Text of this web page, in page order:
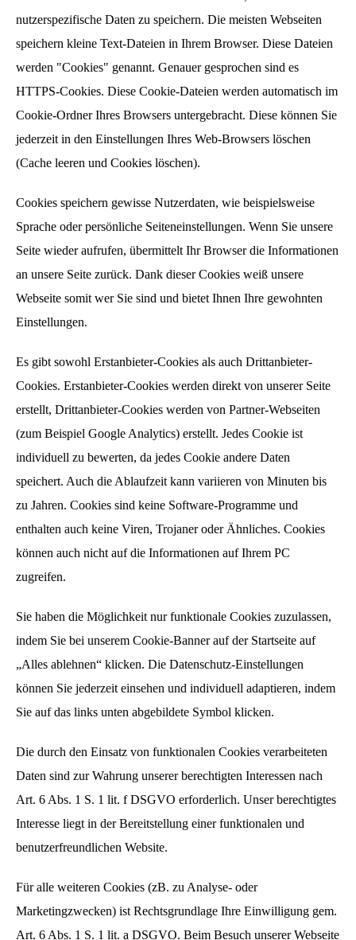
nutzerspezifische Daten zu speichern. Die meisten Webseiten
speichern kleine Text-Dateien in Ihrem Browser. Diese Dateien
werden "Cookies" genannt. Genauer gesprochen sind es
HTTPS-Cookies. Diese Cookie-Dateien werden automatisch im
Cookie-Ordner Ihres Browsers untergebracht. Diese können Sie
jederzeit in den Einstellungen Ihres Web-Browsers löschen
(Cache leeren und Cookies löschen).
Cookies speichern gewisse Nutzerdaten, wie beispielsweise
Sprache oder persönliche Seiteneinstellungen. Wenn Sie unsere
Seite wieder aufrufen, übermittelt Ihr Browser die Informationen
an unsere Seite zurück. Dank dieser Cookies weiß unsere
Webseite somit wer Sie sind und bietet Ihnen Ihre gewohnten
Einstellungen.
Es gibt sowohl Erstanbieter-Cookies als auch Drittanbieter-
Cookies. Erstanbieter-Cookies werden direkt von unserer Seite
erstellt, Drittanbieter-Cookies werden von Partner-Webseiten
(zum Beispiel Google Analytics) erstellt. Jedes Cookie ist
individuell zu bewerten, da jedes Cookie andere Daten
speichert. Auch die Ablaufzeit kann variieren von Minuten bis
zu Jahren. Cookies sind keine Software-Programme und
enthalten auch keine Viren, Trojaner oder Ähnliches. Cookies
können auch nicht auf die Informationen auf Ihrem PC
zugreifen.
Sie haben die Möglichkeit nur funktionale Cookies zuzulassen,
indem Sie bei unserem Cookie-Banner auf der Startseite auf
„Alles ablehnen“ klicken. Die Datenschutz-Einstellungen
können Sie jederzeit einsehen und individuell adaptieren, indem
Sie auf das links unten abgebildete Symbol klicken.
Die durch den Einsatz von funktionalen Cookies verarbeiteten
Daten sind zur Wahrung unserer berechtigten Interessen nach
Art. 6 Abs. 1 S. 1 lit. f DSGVO erforderlich. Unser berechtigtes
Interesse liegt in der Bereitstellung einer funktionalen und
benutzerfreundlichen Website.
Für alle weiteren Cookies (zB. zu Analyse- oder
Marketingzwecken) ist Rechtsgrundlage Ihre Einwilligung gem.
Art. 6 Abs. 1 S. 1 lit. a DSGVO. Beim Besuch unserer Webseite